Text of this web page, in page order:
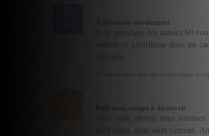
A découvrir absolument
Si la nostalgie des années 60
sourire et gentillesse dans un
Tytexpe de repas: amis Mes notes Cuisine: 4 |
Petit resto sympa à découvrir
Avec mon épouse nous
petit resto, quai saint vincent.